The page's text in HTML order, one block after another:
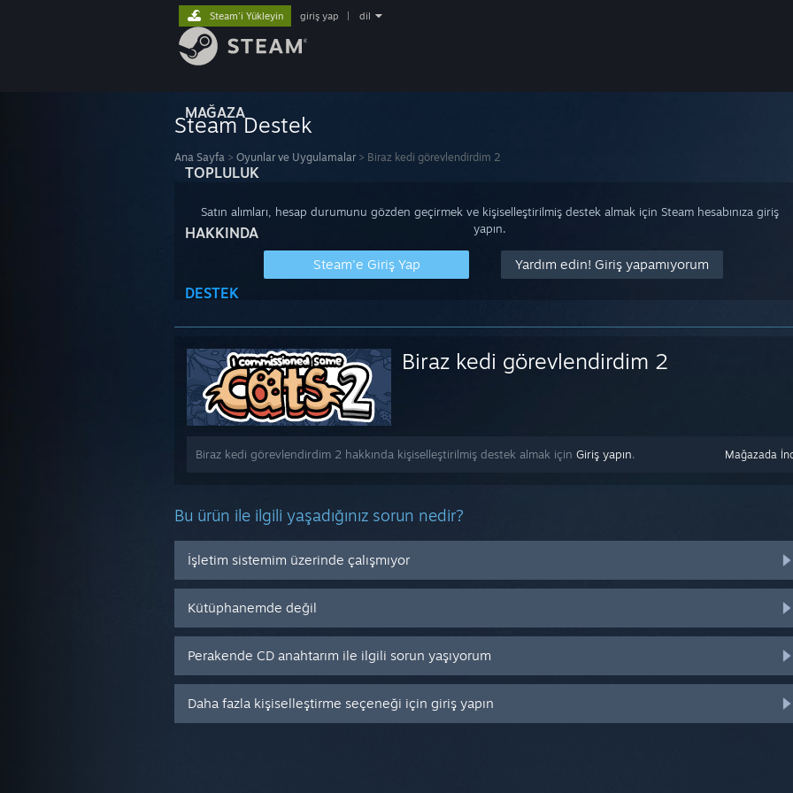
MAĞAZA
TOPLULUK
HAKKINDA
DESTEK
Steam'i Yükleyin giriş yap dil
Steam Destek
Ana Sayfa > Oyunlar ve Uygulamalar > Biraz kedi görevlendirdim 2
Satın alımları, hesap durumunu gözden geçirmek ve kişiselleştirilmiş destek almak için Steam hesabınıza giriş
yapın.
Steam'e Giriş Yap Yardım edin! Giriş yapamıyorum
Biraz kedi görevlendirdim 2
Mağazada
Biraz kedi görevlendirdim 2 hakkında kişiselleştirilmiş destek almak için Giriş yapın.
Bu ürün ile ilgili yaşadığınız sorun nedir?
İşletim sistemim üzerinde çalışmıyor
Kütüphanemde değil
Perakende CD anahtarım ile ilgili sorun yaşıyorum
Daha fazla kişiselleştirme seçeneği için giriş yapın